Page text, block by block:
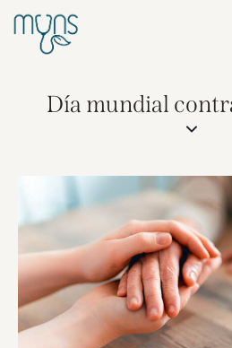
Día mundial